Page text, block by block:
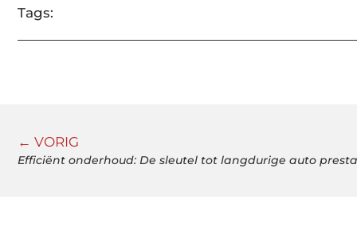
Tags:
← VORIG
Efficiënt onderhoud: De sleutel tot langdurige auto